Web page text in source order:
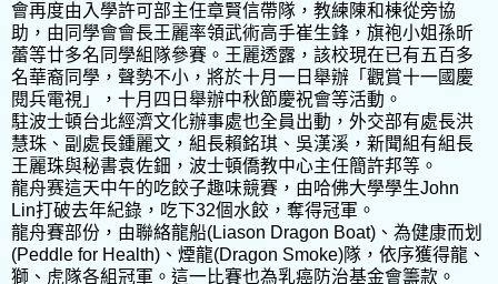
會再度由入學許可部主任章賢信帶隊，教練陳和棟從旁協
助，由同學會會長王麗率領武術高手崔生鋒，旗袍小姐孫昕
蕾等廿多名同學組隊參賽。王麗透露，該校現在已有五百多
名華裔同學，聲勢不小，將於十月一日舉辦「觀賞十一國慶
閱兵電視」，十月四日舉辦中秋節慶祝會等活動。
駐波士頓台北經濟文化辦事處也全員出動，外交部有處長洪
慧珠、副處長鍾麗文，組長賴銘琪、吳漢溪，新聞組有組長
王麗珠與秘書袁佐鈿，波士頓僑教中心主任簡許邦等。
龍舟赛這天中午的吃餃子趣味競賽，由哈佛大學學生John
Lin打破去年紀錄，吃下32個水餃，奪得冠軍。
龍舟賽部份，由聯絡龍船(Liason Dragon Boat)、為健康而划
(Peddle for Health)、煙龍(Dragon Smoke)隊，依序獲得龍、
獅、虎隊各組冠軍。這一比賽也為乳癌防治基金會籌款。